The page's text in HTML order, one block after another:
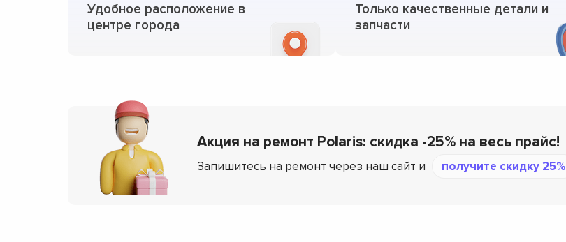
Удобное расположение в
центре города
Только качественные детали и
запчасти
Акция на ремонт Polaris: скидка -25% на весь прайс!
Запишитесь на ремонт через наш сайт и получите скидку 25%